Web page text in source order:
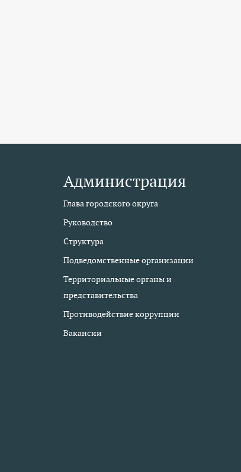
Администрация
Глава городского округа
Руководство
Структура
Подведомственные организации
Территориальные органы и
представительства
Противодействие коррупции
Вакансии